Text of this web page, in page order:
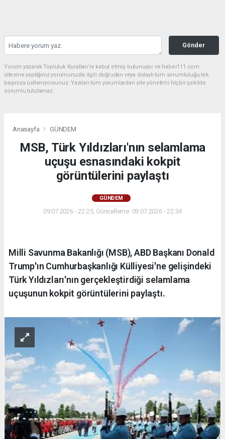
Gönder
Yorum yazarak Topluluk Kuralları’nı kabul etmiş bulunuyor ve haber111.com
sitesine yaptığınız yorumunuzla ilgili doğrudan veya dolaylı tüm sorumluluğu tek
başınıza üstleniyorsunuz. Yazılan tüm yorumlardan site yönetimi hiçbir şekilde
sorumlu tutulamaz.
Anasayfa GÜNDEM
MSB, Türk Yıldızları'nın selamlama
uçuşu esnasındaki kokpit
görüntülerini paylaştı
GÜNDEM
09.07.2026 - 22:25, Güncelleme: 09.07.2026 - 22:34
Milli Savunma Bakanlığı (MSB), ABD Başkanı Donald
Trump'ın Cumhurbaşkanlığı Külliyesi'ne gelişindeki
Türk Yıldızları'nın gerçekleştirdiği selamlama
uçuşunun kokpit görüntülerini paylaştı.